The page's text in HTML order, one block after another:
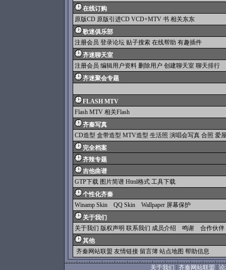
在线订购
原版CD 原版引进CD VCD+MTV 书 相关东东
歌迷俱乐部
注册会员 登录论坛 贴子搜索 在线帮助 有趣插件
齐迷聊天室
注册会员 编辑用户资料 删除用户 创建聊天室 聊天排行
齐迷聚会专题
FLASH MTV
Flash MTV 相关Flash
齐秦写真
CD造型 盒带造型 MTV造型 生活照 演唱会写真 合照 爱
完全档案
齐辣专题
吉他曲谱
GTP下载 图片简谱 Html格式 工具下载
个性化齐秦
Winamp Skin
QQ Skin Wallpaper 屏幕保护
关于我们
关于我们 版权声明 联系我们 成员介绍 鸣谢 合作伙伴
其他
齐秦网站联盟 友情链接 留言簿 站点地图 帮助信息
关于我们 齐秦网站联盟